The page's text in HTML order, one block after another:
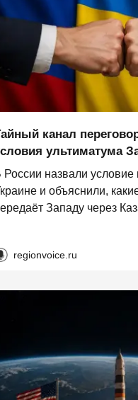
канал
ультиматума
России назвали условие
и объяснили,
Западу через
regionvoice.ru